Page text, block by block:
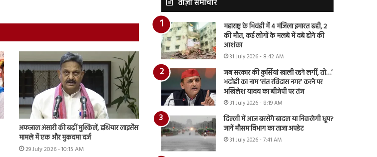
अफजाल अंसारी की बढ़ीं मुश्किलें, हथियार लाइसेंस
मामले में एक और मुकदमा दर्ज
29 July 2026 - 10:15 AM
ताज़ा समाचार
महाराष्ट्र के भिवंडी में 4 मंजिला इमारत ढही, 2
की मौत, कई लोगों के मलबे में दबे होने की
आशंका
31 July 2026 - 8:42 AM
जब सरकार की कुर्सियां खाली रहने लगीं, तो…’
भदोही का नाम ‘संत रविदास नगर’ करने पर
अखिलेश यादव का बीजेपी पर तंज
31 July 2026 - 8:19 AM
दिल्ली में आज बरसेंगे बादल या निकलेगी धूप?
जानें मौसम विभाग का ताजा अपडेट
31 July 2026 - 7:41 AM